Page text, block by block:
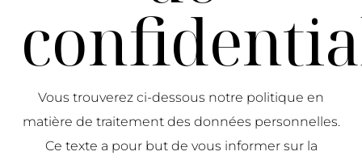
Vous trouverez ci-dessous notre politique en
matière de traitement des données personnelles.
Ce texte a pour but de vous informer sur la